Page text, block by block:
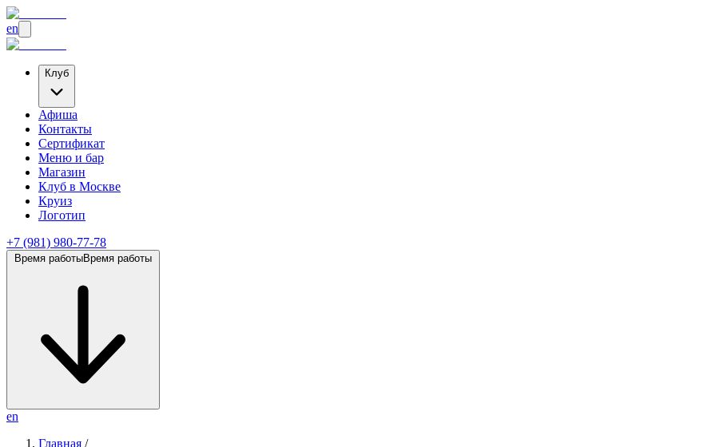
en
Клуб
Афиша
Контакты
Сертификат
Меню и бар
Магазин
Клуб в Москве
Круиз
Логотип
+7 (981) 980-77-78
Время работыВремя работы
en
Главная /